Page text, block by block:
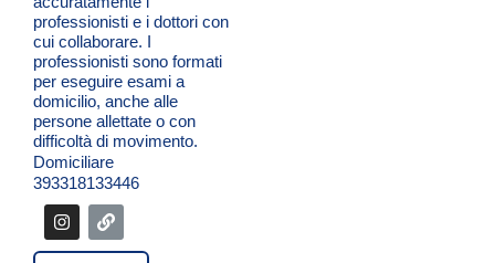
professionisti e i dottori con
cui collaborare. I
professionisti sono formati
per eseguire esami a
domicilio, anche alle
persone allettate o con
difficoltà di movimento.
Domiciliare
393318133446
I
n
s
L
i
n